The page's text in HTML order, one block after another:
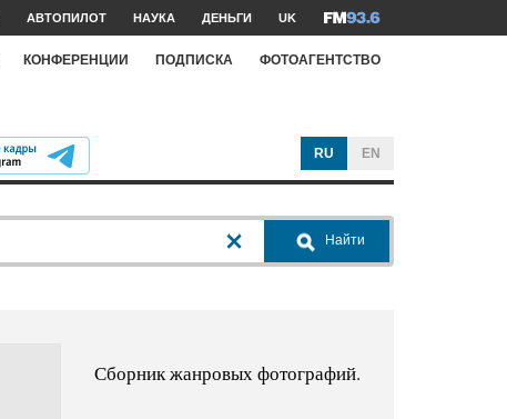
АВТОПИЛОТ НАУКА ДЕНЬГИ UK
КОНФЕРЕНЦИИ ПОДПИСКА ФОТОАГЕНТСТВО
RU EN
Найти
Сборник жанровых фотографий.